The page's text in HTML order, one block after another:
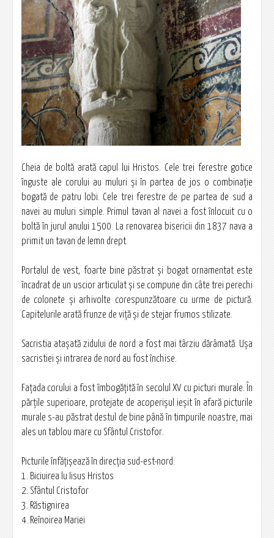
Cheia de boltă arată capul lui Hristos. Cele trei ferestre gotice
înguste ale corului au muluri şi în partea de jos o combinaţie
bogată de patru lobi. Cele trei ferestre de pe partea de sud a
navei au muluri simple. Primul tavan al navei a fost înlocuit cu o
boltă în jurul anului 1500. La renovarea bisericii din 1837 nava a
primit un tavan de lemn drept.
Portalul de vest, foarte bine păstrat şi bogat ornamentat este
încadrat de un uscior articulat şi se compune din câte trei perechi
de colonete şi arhivolte corespunzătoare cu urme de pictură.
Capitelurile arată frunze de viță şi de stejar frumos stilizate.
Sacristia ataşată zidului de nord a fost mai târziu dărâmată. Uşa
sacristiei şi intrarea de nord au fost închise.
Faţada corului a fost îmbogăţită în secolul XV cu picturi murale. În
părţile superioare, protejate de acoperişul ieşit în afară picturile
murale s-au păstrat destul de bine până în timpurile noastre, mai
ales un tablou mare cu Sfântul Cristofor.
Picturile înfăţişează în direcţia sud-est-nord:
1. Biciuirea lu Iisus Hristos
2. Sfântul Cristofor
3. Răstignirea
4. Reînoirea Mariei